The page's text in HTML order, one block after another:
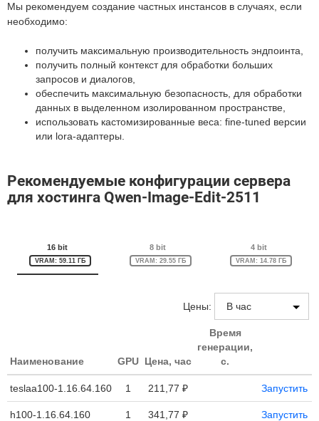
Мы рекомендуем создание частных инстансов в случаях, если
необходимо:
получить максимальную производительность эндпоинта,
получить полный контекст для обработки больших
запросов и диалогов,
обеспечить максимальную безопасность, для обработки
данных в выделенном изолированном пространстве,
использовать кастомизированные веса: fine-tuned версии
или lora-адаптеры.
Рекомендуемые конфигурации сервера
для хостинга Qwen-Image-Edit-2511
16 bit
VRAM: 59.11 ГБ
8 bit
VRAM: 29.55 ГБ
4 bit
VRAM: 14.78 ГБ
Цены:
Наименование GPU Цена, час
Время
генерации,
с.
teslaa100-1.16.64.160 1 211,77 ₽ Запустить
h100-1.16.64.160 1 341,77 ₽ Запустить